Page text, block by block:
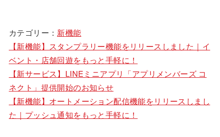
カテゴリー： 新機能
【新機能】スタンプラリー機能をリリースしました｜イ
ベント・店舗回遊をもっと手軽に！
【新サービス】LINEミニアプリ「アプリメンバーズ コ
ネクト」提供開始のお知らせ
【新機能】オートメーション配信機能をリリースしまし
た｜プッシュ通知をもっと手軽に！